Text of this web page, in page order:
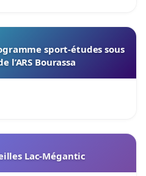
sport-études sous
l’ARS Bourassa
Lac-Mégantic